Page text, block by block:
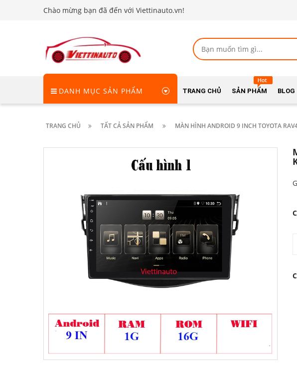
Chào mừng bạn đã đến với Viettinauto.vn!
DANH MỤC SẢN PHẨM TRANG CHỦ SẢN PHẨM BLOG
TRANG CHỦ TẤT CẢ SẢN PHẨM MÀN HÌNH ANDROID 9 INCH TOYOTA